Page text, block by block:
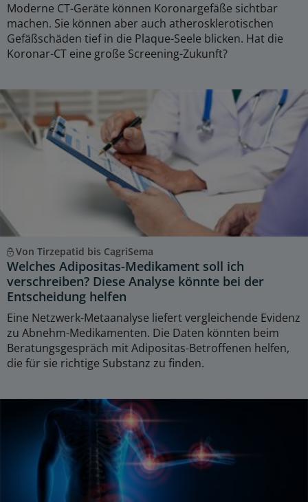
Moderne CT-Geräte können Koronargefäße sichtbar
machen. Sie können aber auch atherosklerotischen
Gefäßschäden tief in die Plaque-Seele blicken. Hat die
Koronar-CT eine große Screening-Zukunft?
Von Tirzepatid bis CagriSema
Welches Adipositas-Medikament soll ich
verschreiben? Diese Analyse könnte bei der
Entscheidung helfen
Eine Netzwerk-Metaanalyse liefert vergleichende Evidenz
zu Abnehm-Medikamenten. Die Daten könnten beim
Beratungsgespräch mit Adipositas-Betroffenen helfen,
die für sie richtige Substanz zu finden.